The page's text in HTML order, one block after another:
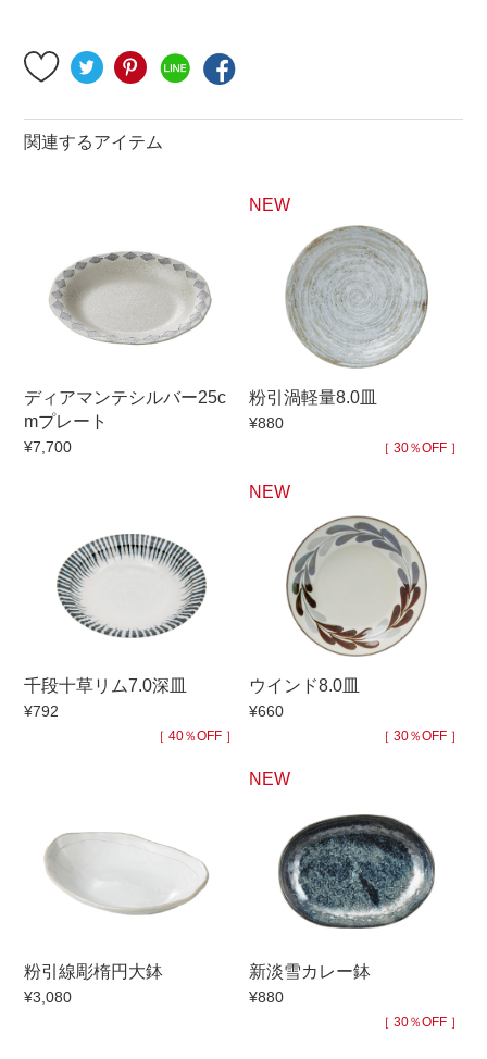
特集
カラー
機能性
関連するアイテム
ディアマンテシルバー25c
mプレート
¥7,700
NEW
粉引渦軽量8.0皿
¥880
［ 30％OFF ］
千段十草リム7.0深皿
¥792
［ 40％OFF ］
NEW
ウインド8.0皿
¥660
［ 30％OFF ］
粉引線彫楕円大鉢
¥3,080
NEW
新淡雪カレー鉢
¥880
［ 30％OFF ］